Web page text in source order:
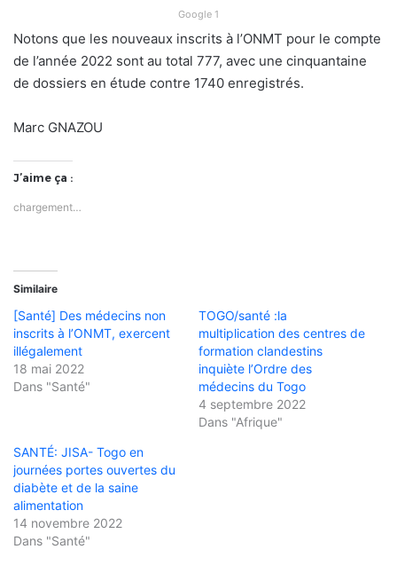
Google 1
Notons que les nouveaux inscrits à l’ONMT pour le compte
de l’année 2022 sont au total 777, avec une cinquantaine
de dossiers en étude contre 1740 enregistrés.
Marc GNAZOU
J’aime ça :
chargement…
Similaire
[Santé] Des médecins non
inscrits à l’ONMT, exercent
illégalement
18 mai 2022
Dans "Santé"
TOGO/santé :la
multiplication des centres de
formation clandestins
inquiète l’Ordre des
médecins du Togo
4 septembre 2022
Dans "Afrique"
SANTÉ: JISA- Togo en
journées portes ouvertes du
diabète et de la saine
alimentation
14 novembre 2022
Dans "Santé"